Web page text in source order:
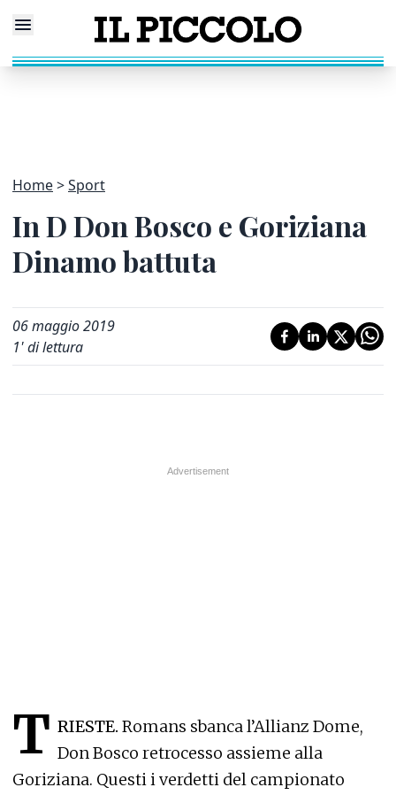
Home Sport
In D Don Bosco e Goriziana
Dinamo battuta
06 maggio 2019
1' di lettura
T RIESTE. Romans sbanca l’Allianz Dome,
Don Bosco retrocesso assieme alla
Goriziana. Questi i verdetti del campionato